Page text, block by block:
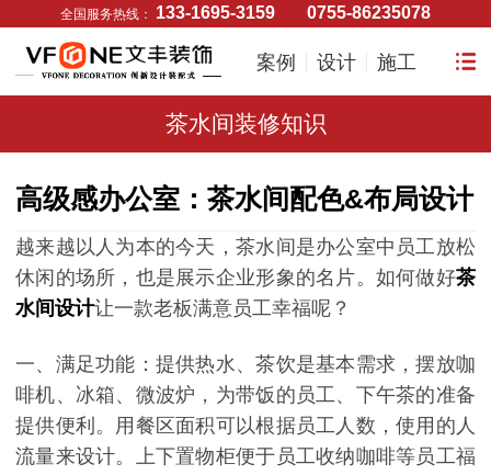
全国服务热线： 133-1695-3159 0755-86235078
案例 设计 施工
茶水间装修知识
高级感办公室：茶水间配色&布局设计
越来越以人为本的今天，茶水间是办公室中员工放松
休闲的场所，也是展示企业形象的名片。 如何做好茶
水间设计让一款老板满意员工幸福呢？
一、满足功能：提供热水、茶饮是基本需求，摆放咖
啡机、冰箱、微波炉，为带饭的员工、下午茶的准备
提供便利。用餐区面积可以根据员工人数，使用的人
流量来设计。上下置物柜便于员工收纳咖啡等员工福